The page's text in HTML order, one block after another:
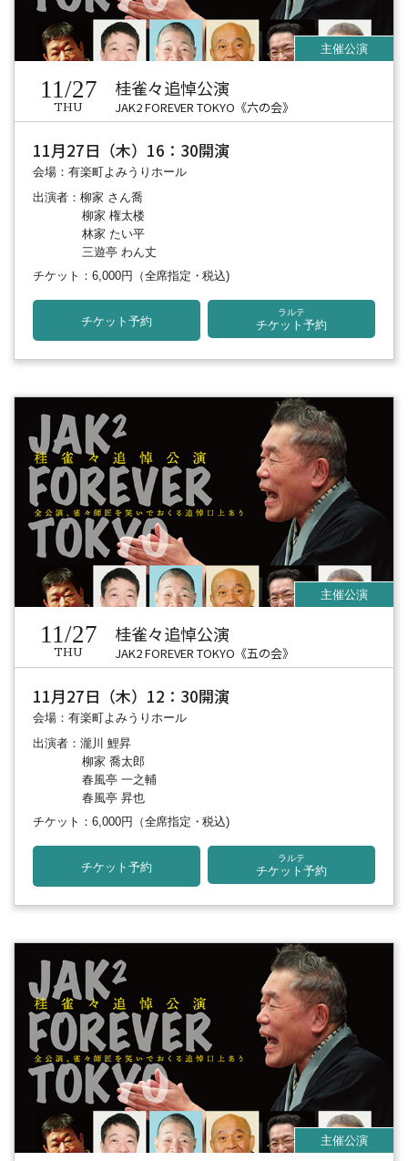
11/27
THU
桂雀々追悼公演
JAK2 FOREVER TOKYO《六の会》
11月27日（木）16：30開演
会場：有楽町よみうりホール
出演者：柳家 さん喬
柳家 権太楼
林家 たい平
三遊亭 わん丈
チケット：6,000円
（全席指定・税込)
チケット予約
ラルテ
チケット予約
11/27
THU
桂雀々追悼公演
JAK2 FOREVER TOKYO《五の会》
11月27日（木）12：30開演
会場：有楽町よみうりホール
出演者：瀧川 鯉昇
柳家 喬太郎
春風亭 一之輔
春風亭 昇也
チケット：6,000円 （全席指定・税込)
チケット予約
ラルテ
チケット予約